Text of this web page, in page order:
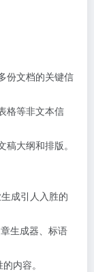
份文档的关键信
格等非文本信
稿大纲和排版。
成引人入胜的
生成器、标语
内容。